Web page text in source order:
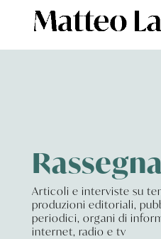
Articoli e interviste su
produzioni editoriali,
periodici, organi di
internet, radio e tv